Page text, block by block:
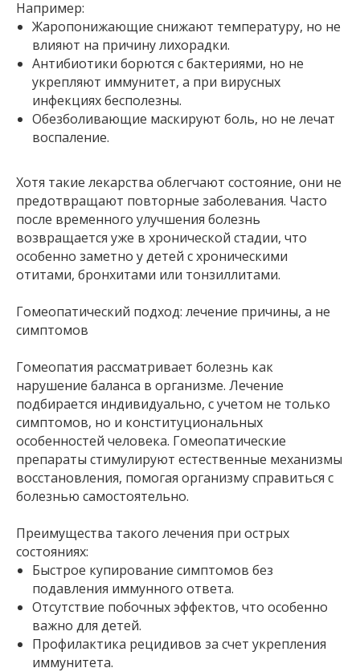
Например:
Жаропонижающие снижают температуру, но не
влияют на причину лихорадки.
Антибиотики борются с бактериями, но не
укрепляют иммунитет, а при вирусных
инфекциях бесполезны.
Обезболивающие маскируют боль, но не лечат
воспаление.
Хотя такие лекарства облегчают состояние, они не
предотвращают повторные заболевания. Часто
после временного улучшения болезнь
возвращается уже в хронической стадии, что
особенно заметно у детей с хроническими
отитами, бронхитами или тонзиллитами.
Гомеопатический подход: лечение причины, а не
симптомов
Гомеопатия рассматривает болезнь как
нарушение баланса в организме. Лечение
подбирается индивидуально, с учетом не только
симптомов, но и конституциональных
особенностей человека. Гомеопатические
препараты стимулируют естественные механизмы
восстановления, помогая организму справиться с
болезнью самостоятельно.
Преимущества такого лечения при острых
состояниях:
Быстрое купирование симптомов без
подавления иммунного ответа.
Отсутствие побочных эффектов, что особенно
важно для детей.
Профилактика рецидивов за счет укрепления
иммунитета.